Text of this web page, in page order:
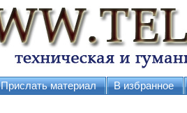
Прислать материал В избранное